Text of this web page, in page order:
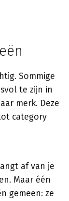
Sommige
te zijn in
merk. Deze
category
af van je
Maar één
gemeen: ze